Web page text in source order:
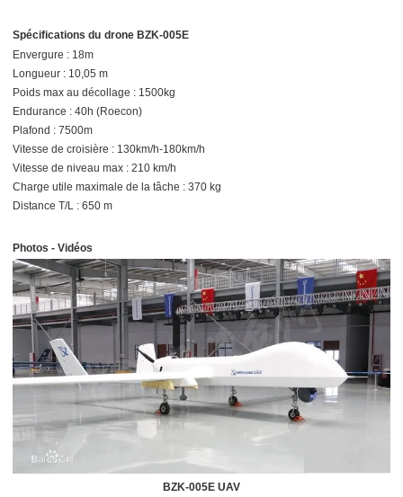
Spécifications du drone BZK-005E
Envergure : 18m
Longueur : 10,05 m
Poids max au décollage : 1500kg
Endurance : 40h (Roecon)
Plafond : 7500m
Vitesse de croisière : 130km/h-180km/h
Vitesse de niveau max : 210 km/h
Charge utile maximale de la tâche : 370 kg
Distance T/L : 650 m
Photos - Vidéos
BZK-005E UAV